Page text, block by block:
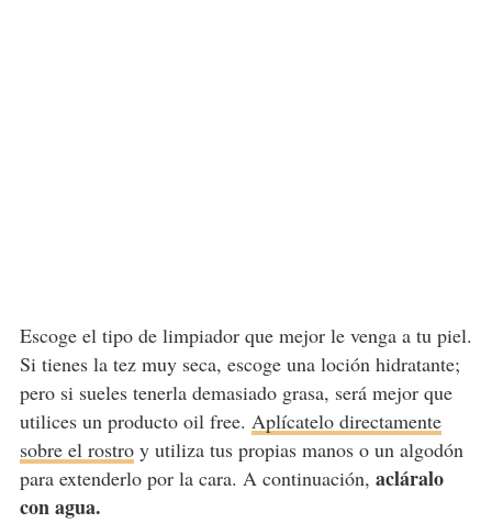
Escoge el tipo de limpiador que mejor le venga a tu piel.
Si tienes la tez muy seca, escoge una loción hidratante;
pero si sueles tenerla demasiado grasa, será mejor que
utilices un producto oil free. Aplícatelo directamente
sobre el rostroy utiliza tus propias manos o un algodón
para extenderlo por la cara. A continuación, acláralo
con agua.